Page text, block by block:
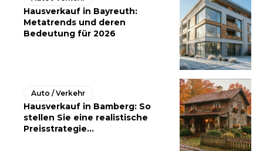
Hausverkauf in Bayreuth:
Metatrends und deren
Bedeutung für 2026
Auto / Verkehr
Hausverkauf in Bamberg: So
stellen Sie eine realistische
Preisstrategie...